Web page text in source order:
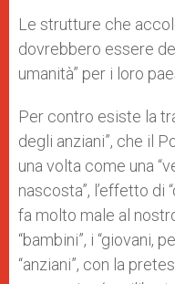
Le strutture che
dovrebbero essere
umanità” per i loro
Per contro esiste la
degli anziani”, che il
una volta come una
nascosta”, l’effetto di
fa molto male al
“bambini”, i “giovani,
“anziani”, con la